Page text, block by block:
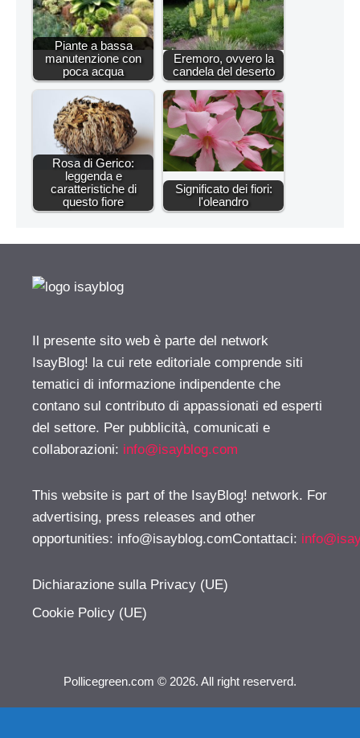
Piante a bassa
manutenzione con
poca acqua
Eremoro, ovvero la
candela del deserto
Rosa di Gerico:
leggenda e
caratteristiche di
questo fiore
Significato dei fiori:
l'oleandro
Il presente sito web è parte del network
IsayBlog! la cui rete editoriale comprende siti
tematici di informazione indipendente che
contano sul contributo di appassionati ed esperti
del settore. Per pubblicità, comunicati e
collaborazioni: info@isayblog.com
This website is part of the IsayBlog! network. For
advertising, press releases and other
opportunities: info@isayblog.comContattaci:
Dichiarazione sulla Privacy (UE)
Cookie Policy (UE)
Pollicegreen.com © 2026. All right reserverd.